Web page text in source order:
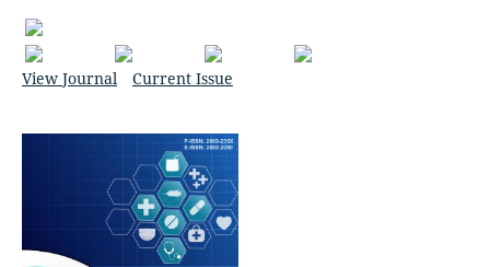
View Journal Current Issue